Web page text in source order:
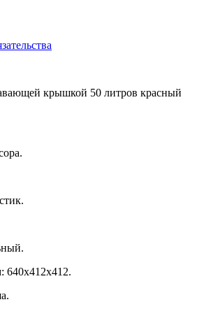
крышкой 50 литров красный